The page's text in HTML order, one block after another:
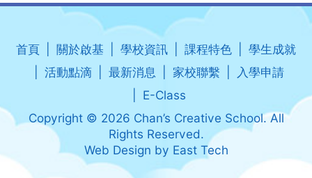
首頁 關於啟基 學校資訊 課程特色
學生成就
活動點滴
最新消息 家校聯繫
入學申請
E-Class
Copyright © 2026 Chan’s Creative School. All
Rights Reserved.
Web Design by East Tech